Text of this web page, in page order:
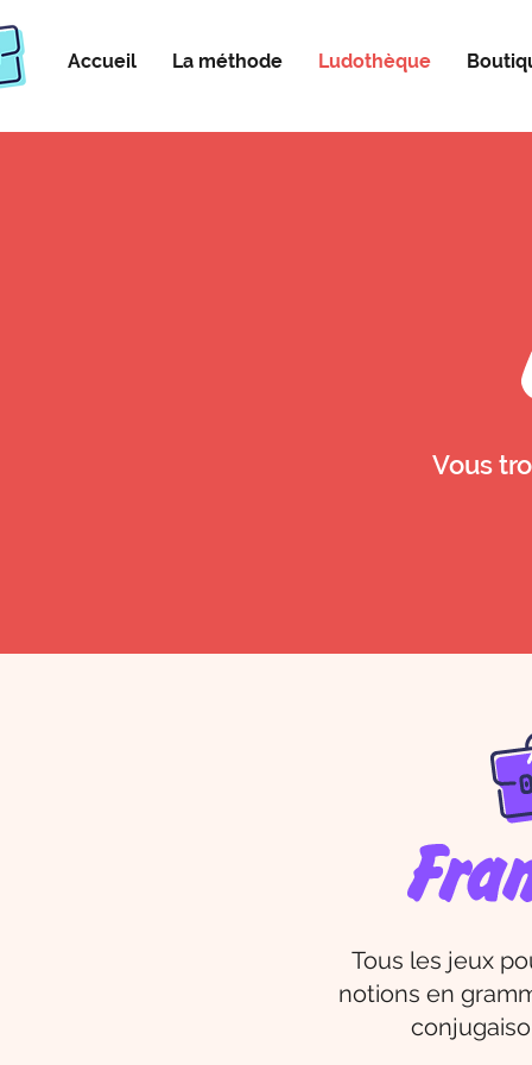
Accueil La méthode Ludothèque
Vous
Tous les jeux
notions en